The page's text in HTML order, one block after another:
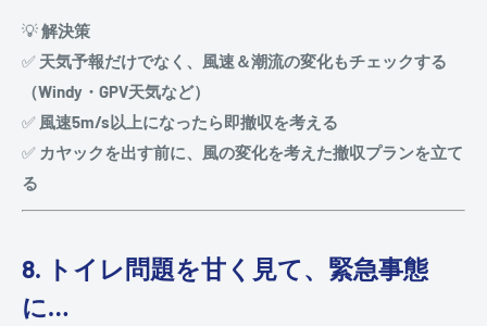
💡解決策
✅ 天気予報だけでなく、風速＆潮流の変化もチェックする
（Windy・GPV天気など）
✅ 風速5m/s以上になったら即撤収を考える
✅ カヤックを出す前に、風の変化を考えた撤収プランを立て
る
8. トイレ問題を甘く見て、緊急事態
に…